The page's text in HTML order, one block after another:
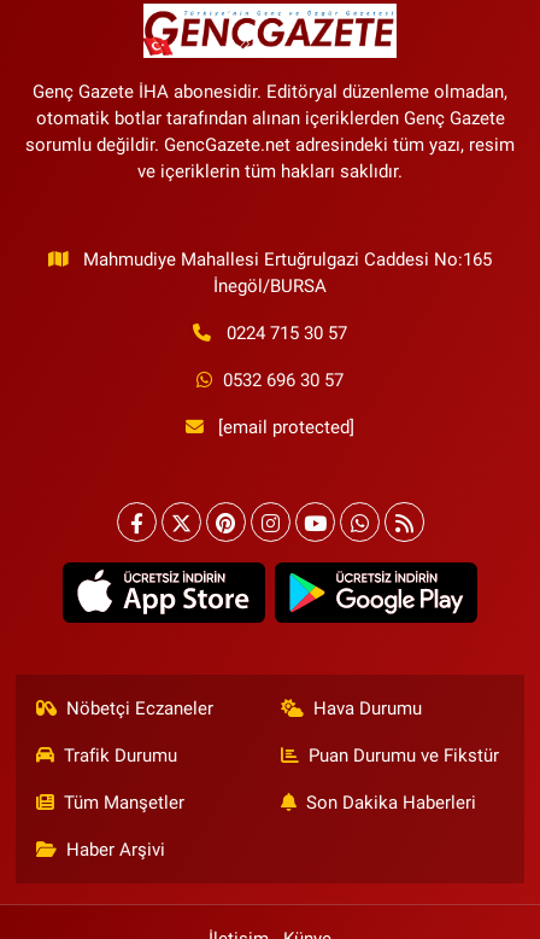
Genç Gazete İHA abonesidir. Editöryal düzenleme olmadan,
otomatik botlar tarafından alınan içeriklerden Genç Gazete
sorumlu değildir. GencGazete.net adresindeki tüm yazı, resim
ve içeriklerin tüm hakları saklıdır.
Mahmudiye Mahallesi Ertuğrulgazi Caddesi No:165
İnegöl/BURSA
0224 715 30 57
0532 696 30 57
[email protected]
Nöbetçi Eczaneler Hava Durumu
Trafik Durumu Puan Durumu ve Fikstür
Tüm Manşetler Son Dakika Haberleri
Haber Arşivi